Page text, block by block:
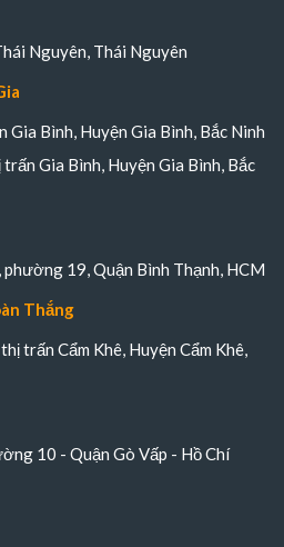
Nguyên, Thái Nguyên
Gia Bình, Huyện Gia Bình, Bắc Ninh
Gia Bình, Huyện Gia Bình, Bắc
19, Quận Bình Thạnh, HCM
Thắng
trấn Cẩm Khê, Huyện Cẩm Khê,
10 - Quận Gò Vấp - Hồ Chí